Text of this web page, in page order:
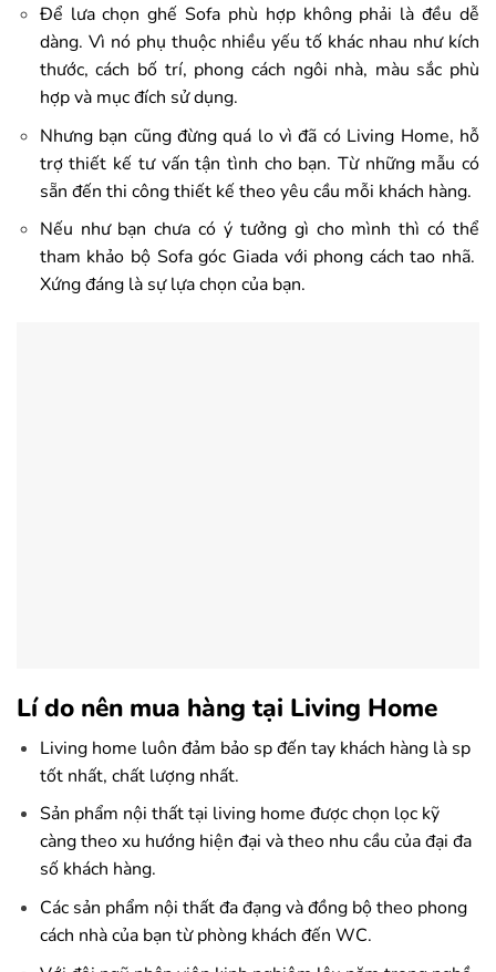
Để lưa chọn ghế Sofa phù hợp không phải là đều dễ
dàng. Vì nó phụ thuộc nhiều yếu tố khác nhau như kích
thước, cách bố trí, phong cách ngôi nhà, màu sắc phù
hợp và mục đích sử dụng.
Nhưng bạn cũng đừng quá lo vì đã có Living Home, hỗ
trợ thiết kế tư vấn tận tình cho bạn. Từ những mẫu có
sẵn đến thi công thiết kế theo yêu cầu mỗi khách hàng.
Nếu như bạn chưa có ý tưởng gì cho mình thì có thể
tham khảo bộ Sofa góc Giada với phong cách tao nhã.
Xứng đáng là sự lựa chọn của bạn.
Lí do nên mua hàng tại Living Home
Living home luôn đảm bảo sp đến tay khách hàng là sp
tốt nhất, chất lượng nhất.
Sản phẩm nội thất tại living home được chọn lọc kỹ
càng theo xu hướng hiện đại và theo nhu cầu của đại đa
số khách hàng.
Các sản phẩm nội thất đa đạng và đồng bộ theo phong
cách nhà của bạn từ phòng khách đến WC.